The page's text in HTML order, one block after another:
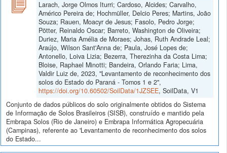
Larach, Jorge Olmos Iturri; Cardoso, Alcides; Carvalho,
Américo Pereira de; Hochmüller, Delcio Peres; Martins, João
Souza; Rauen, Moacyr de Jesus; Fasolo, Pedro Jorge;
Pötter, Reinaldo Oscar; Barreto, Washington de Oliveira;
Duriez, Maria Amélia de Moraes; Johas, Ruth Andrade Leal;
Araújo, Wilson Sant'Anna de; Paula, José Lopes de;
Antonello, Loiva Lizia; Bezerra, Therezinha da Costa Lima;
Bloise, Raphael Minotti; Bandeira, Orlando Faria; Lima,
Valdir Luiz de, 2023, "Levantamento de reconhecimento dos
solos do Estado do Paraná - Tomos 1 e 2",
https://doi.org/10.60502/SoilData/1JZSEE, SoilData, V1
Conjunto de dados públicos do solo originalmente obtidos do Sistema
de Informação de Solos Brasileiros (SISB), construído e mantido pela
Embrapa Solos (Rio de Janeiro) e Embrapa Informática Agropecuária
(Campinas), referente ao 'Levantamento de reconhecimento dos solos
do Estado...